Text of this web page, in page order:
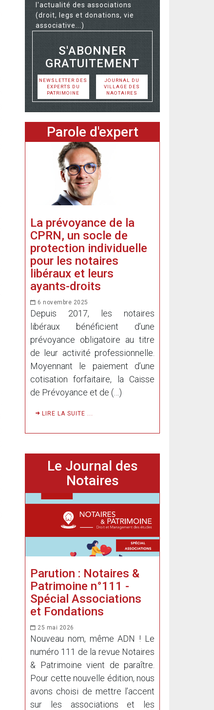
l'actualité des associations
(droit, legs et donations, vie
associative...)
S'ABONNER
GRATUITEMENT
NEWSLETTER DES
EXPERTS DU
PATRIMOINE
JOURNAL DU
VILLAGE DES
NAOTAIRES
Parole d'expert
La prévoyance de la
CPRN, un socle de
protection individuelle
pour les notaires
libéraux et leurs
ayants-droits
6 novembre 2025
Depuis 2017, les notaires
libéraux bénéficient d’une
prévoyance obligatoire au titre
de leur activité professionnelle.
Moyennant le paiement d’une
cotisation forfaitaire, la Caisse
de Prévoyance et de (…)
LIRE LA SUITE ...
Le Journal des
Notaires
Parution : Notaires &
Patrimoine n°111 -
Spécial Associations
et Fondations
25 mai 2026
Nouveau nom, même ADN ! Le
numéro 111 de la revue Notaires
& Patrimoine vient de paraître.
Pour cette nouvelle édition, nous
avons choisi de mettre l’accent
sur les associations et les